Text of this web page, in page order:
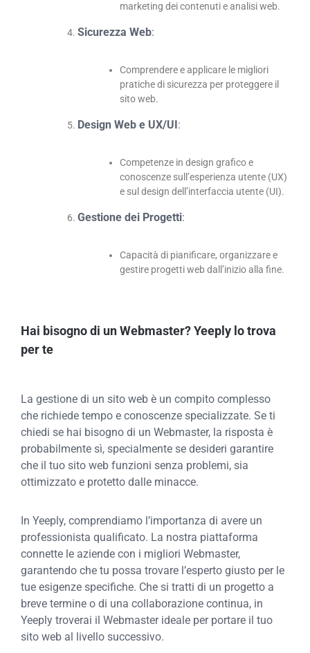
marketing dei contenuti e analisi web.
Sicurezza Web:
Comprendere e applicare le migliori
pratiche di sicurezza per proteggere il
sito web.
Design Web e UX/UI :
Competenze in design grafico e
conoscenze sull’esperienza utente (UX)
e sul design dell’interfaccia utente (UI).
Gestione dei Progetti:
Capacità di pianificare, organizzare e
gestire progetti web dall’inizio alla fine.
Hai bisogno di un Webmaster? Yeeply lo trova
per te
La gestione di un sito web è un compito complesso
che richiede tempo e conoscenze specializzate. Se ti
chiedi se hai bisogno di un Webmaster, la risposta è
probabilmente sì, specialmente se desideri garantire
che il tuo sito web funzioni senza problemi, sia
ottimizzato e protetto dalle minacce.
In Yeeply, comprendiamo l’importanza di avere un
professionista qualificato. La nostra piattaforma
connette le aziende con i migliori Webmaster,
garantendo che tu possa trovare l’esperto giusto per le
tue esigenze specifiche. Che si tratti di un progetto a
breve termine o di una collaborazione continua, in
Yeeply troverai il Webmaster ideale per portare il tuo
sito web al livello successivo.